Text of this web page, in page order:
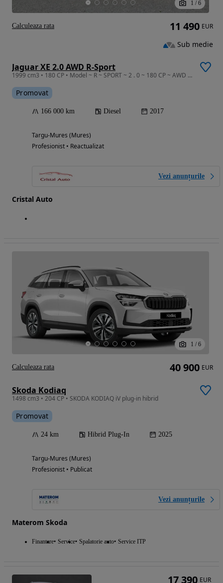
1 / 6
Jaguar XE 2.0 AWD R-Sport
1999 cm3 • 180 CP • Model ~ R ~ SPORT ~ 2 . 0 ~ 180 CP ~ AWD ~ 4 x 4 ~ Euro 6 ~ Navigatie
Promovat
166 000 km Diesel 2017
Targu-Mures (Mures)
Profesionist • Reactualizat
Vezi anunțurile
Cristal Auto
11 490 EUR
Sub medie
Calculeaza rata
1 / 6
Skoda Kodiaq
1498 cm3 • 204 CP • SKODA KODIAQ iV plug-in hibrid
Promovat
24 km Hibrid Plug-In 2025
Targu-Mures (Mures)
Profesionist • Publicat
Vezi anunțurile
Materom Skoda
Finantare Service Spalatorie auto Service ITP
40 900 EUR
Calculeaza rata
17 390 EUR